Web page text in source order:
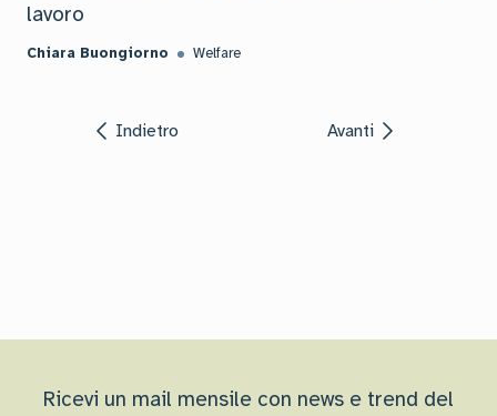
lavoro
Chiara Buongiorno Welfare
Indietro Avanti
Ricevi un mail mensile con news e trend del